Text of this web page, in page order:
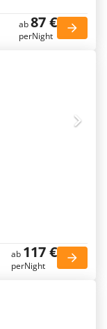
ab87 €
perNight
ab 117 €
perNight